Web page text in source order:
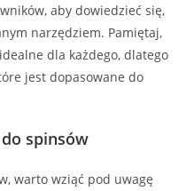
aby dowiedzieć się,
narzędziem. Pamiętaj,
dla każdego, dlatego
jest dopasowane do
spinsów
warto wziąć pod uwagę